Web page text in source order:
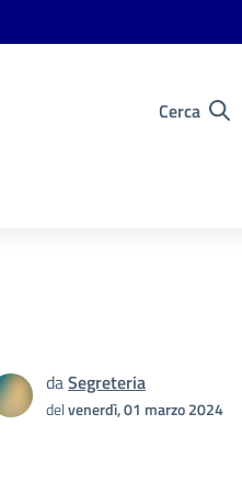
Cerca
daSegreteria
delvenerdì, 01 marzo 2024